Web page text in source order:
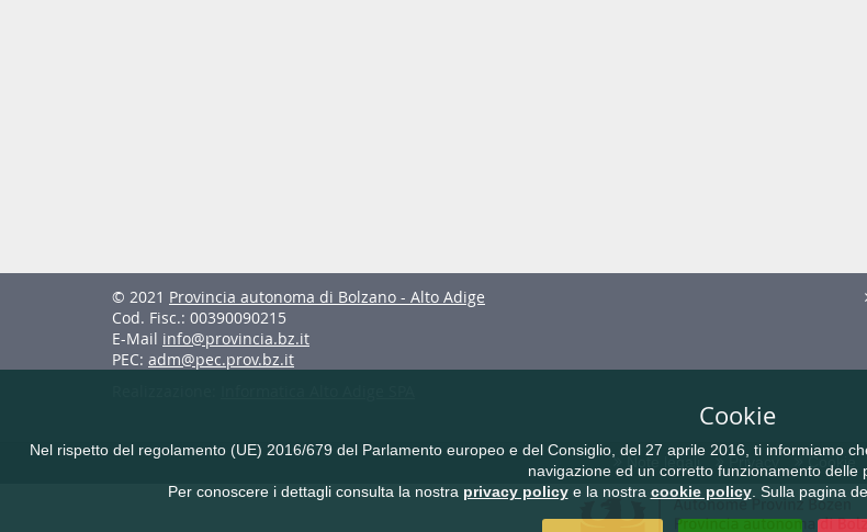
© 2021 Provincia autonoma di Bolzano - Alto Adige
Cod. Fisc.: 00390090215
E-Mail info@provincia.bz.it
PEC: adm@pec.prov.bz.it
Note legali Privacy Cookie
Cookie
Nel rispetto del regolamento (UE) 2016/679 del Parlamento europeo e del Consiglio, del 27 aprile 2016, ti informiamo
navigazione ed un corretto funzionamento delle
Per conoscere i dettagli consulta la nostra privacy policye la nostra cookie policy. Sulla pagina